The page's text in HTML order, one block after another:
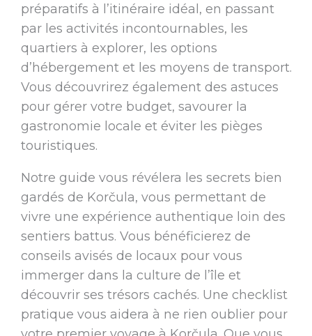
préparatifs à l’itinéraire idéal, en passant
par les activités incontournables, les
quartiers à explorer, les options
d’hébergement et les moyens de transport.
Vous découvrirez également des astuces
pour gérer votre budget, savourer la
gastronomie locale et éviter les pièges
touristiques.
Notre guide vous révélera les secrets bien
gardés de Korčula, vous permettant de
vivre une expérience authentique loin des
sentiers battus. Vous bénéficierez de
conseils avisés de locaux pour vous
immerger dans la culture de l’île et
découvrir ses trésors cachés. Une checklist
pratique vous aidera à ne rien oublier pour